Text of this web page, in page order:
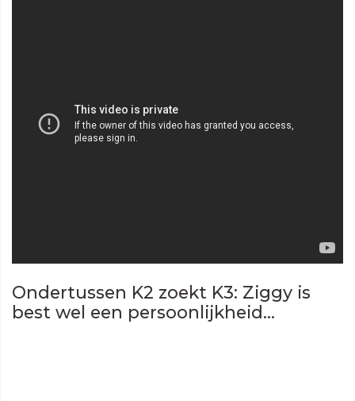
Ondertussen K2 zoekt K3: Ziggy is
best wel een persoonlijkheid...